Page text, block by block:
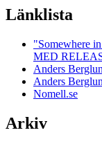
Länklista
"Somewhere
MED
Anders
Anders
Nomell.se
Arkiv